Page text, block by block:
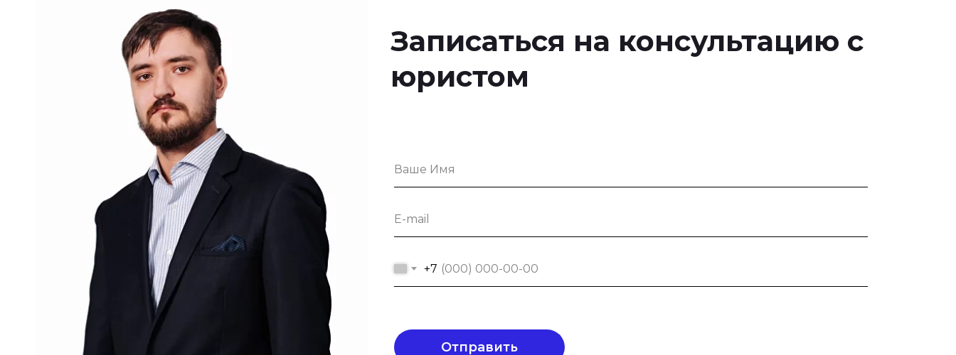
Записаться на консультацию с
юристом
+7
Отправить